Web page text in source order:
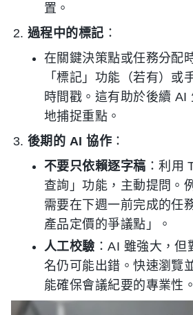
置。
過程中的標記 ：
在關鍵決策點或任務分配
「標記」功能（若有）或
時間戳。這有助於後續 AI
地捕捉重點。
後期的 AI 協作 ：
不要只依賴逐字稿 ：利用
查詢」功能，主動提問。
需要在下週一前完成的任
產品定價的爭議點」。
人工校驗 ：AI 雖強大，
名仍可能出錯。快速瀏覽
能確保會議紀要的專業性。